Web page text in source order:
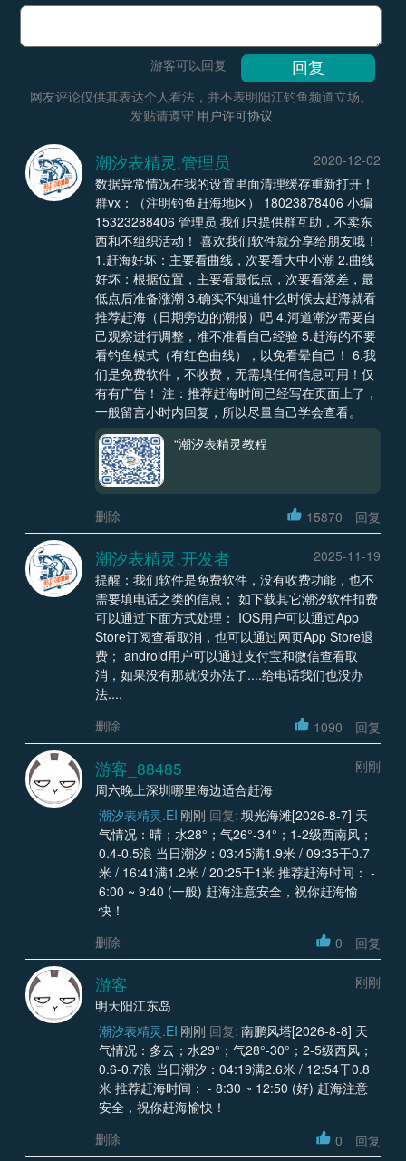
游客可以回复
网友评论仅供其表达个人看法，并不表明阳江钓鱼频道立场。
发贴请遵守 用户许可协议
潮汐表精灵.管理员
2020-12-02
数据异常情况在我的设置里面清理缓存重新打开！
群vx：（注明钓鱼赶海地区） 18023878406 小编
15323288406 管理员 我们只提供群互助，不卖东
西和不组织活动！ 喜欢我们软件就分享给朋友哦！
1.赶海好坏：主要看曲线，次要看大中小潮 2.曲线
好坏：根据位置，主要看最低点，次要看落差，最
低点后准备涨潮 3.确实不知道什么时候去赶海就看
推荐赶海（日期旁边的潮报）吧 4.河道潮汐需要自
己观察进行调整，准不准看自己经验 5.赶海的不要
看钓鱼模式（有红色曲线），以免看晕自己！ 6.我
们是免费软件，不收费，无需填任何信息可用！仅
有有广告！ 注：推荐赶海时间已经写在页面上了，
一般留言小时内回复，所以尽量自己学会查看。
“潮汐表精灵教程
删除 15870 回复
潮汐表精灵.开发者
2025-11-19
提醒：我们软件是免费软件，没有收费功能，也不
需要填电话之类的信息； 如下载其它潮汐软件扣费
可以通过下面方式处理： IOS用户可以通过App
Store订阅查看取消，也可以通过网页App Store退
费； android用户可以通过支付宝和微信查看取
消，如果没有那就没办法了....给电话我们也没办
法....
删除
1090 回复
游客_88485
刚刚
周六晚上深圳哪里海边适合赶海
潮汐表精灵.EI 刚刚 回复: 坝光海滩[2026-8-7] 天
气情况：晴；水28°；气26°-34°；1-2级西南风；
0.4-0.5浪 当日潮汐：03:45满1.9米 / 09:35干0.7
米 / 16:41满1.2米 / 20:25干1米 推荐赶海时间： -
6:00 ~ 9:40 (一般) 赶海注意安全，祝你赶海愉
快！
删除
0 回复
游客
刚刚
明天阳江东岛
潮汐表精灵.EI 刚刚 回复: 南鹏风塔[2026-8-8] 天
气情况：多云；水29°；气28°-30°；2-5级西风；
0.6-0.7浪 当日潮汐：04:19满2.6米 / 12:54干0.8
米 推荐赶海时间： - 8:30 ~ 12:50 (好) 赶海注意
安全，祝你赶海愉快！
删除
0 回复